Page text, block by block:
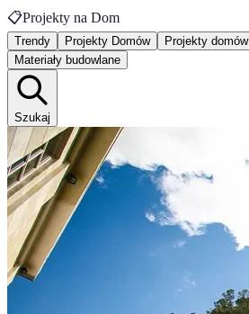
📋Projekty na Dom
Trendy Projekty Domów Projekty domów
Materiały budowlane
Szukaj